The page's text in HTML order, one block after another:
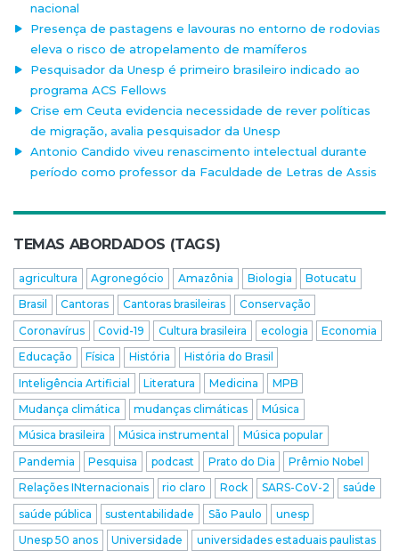
nacional
Presença de pastagens e lavouras no entorno de rodovias
eleva o risco de atropelamento de mamíferos
Pesquisador da Unesp é primeiro brasileiro indicado ao
programa ACS Fellows
Crise em Ceuta evidencia necessidade de rever políticas
de migração, avalia pesquisador da Unesp
Antonio Candido viveu renascimento intelectual durante
período como professor da Faculdade de Letras de Assis
TEMAS ABORDADOS (TAGS)
agricultura Agronegócio Amazônia Biologia
Botucatu
Brasil
Cantoras Cantoras brasileiras
Conservação
Coronavírus
Covid-19 Cultura brasileira ecologia
Economia
Educação
Física História
História do Brasil
Inteligência Artificial
Literatura Medicina
MPB
Mudança climática
mudanças climáticas
Música
Música brasileira
Música instrumental
Música popular
Pandemia
Pesquisa podcast Prato do Dia
Prêmio Nobel
Relações INternacionais
rio claro Rock SARS-CoV-2
saúde
saúde pública
sustentabilidade São Paulo
unesp
Unesp 50 anos
Universidade universidades estaduais paulistas